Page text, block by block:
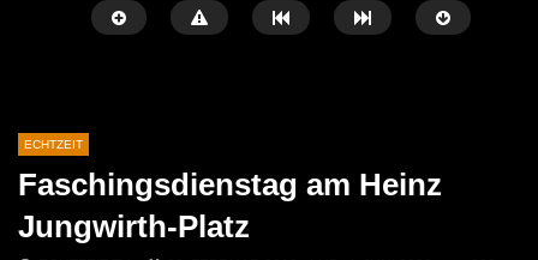
ECHTZEIT
Faschingsdienstag am Heinz
Jungwirth-Platz